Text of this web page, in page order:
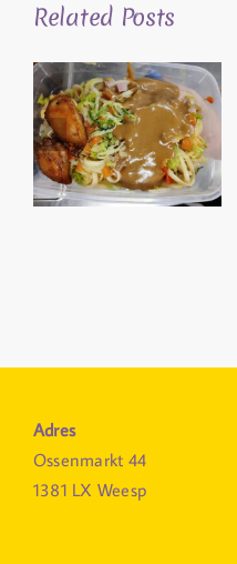
Related Posts
Adres
Ossenmarkt 44
1381 LX Weesp